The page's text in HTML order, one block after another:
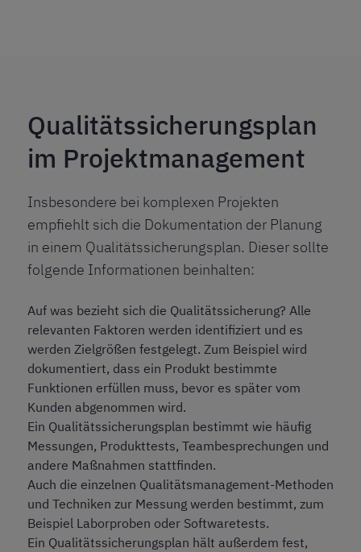
Qualitätssicherungsplan
im Projektmanagement
Insbesondere bei komplexen Projekten
empfiehlt sich die Dokumentation der Planung
in einem Qualitätssicherungsplan. Dieser sollte
folgende Informationen beinhalten:
Auf was bezieht sich die Qualitätssicherung? Alle
relevanten Faktoren werden identifiziert und es
werden Zielgrößen festgelegt. Zum Beispiel wird
dokumentiert, dass ein Produkt bestimmte
Funktionen erfüllen muss, bevor es später vom
Kunden abgenommen wird.
Ein Qualitätssicherungsplan bestimmt wie häufig
Messungen, Produkttests, Teambesprechungen und
andere Maßnahmen stattfinden.
Auch die einzelnen Qualitätsmanagement-Methoden
und Techniken zur Messung werden bestimmt, zum
Beispiel Laborproben oder Softwaretests.
Ein Qualitätssicherungsplan hält außerdem fest,